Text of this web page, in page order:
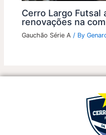
Cerro Largo Futsal
renovações na
Gauchão Série A / By